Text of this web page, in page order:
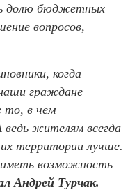
долю бюджетных
вопросов,
когда
граждане
то, в чем
жителям всегда
территории лучше.
возможность
Андрей Турчак.